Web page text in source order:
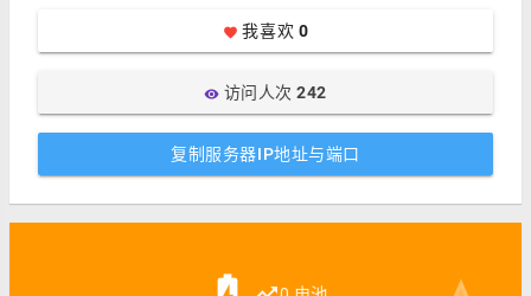
favorite 我喜欢 0
visibility访问人次242
复制服务器IP地址与端口